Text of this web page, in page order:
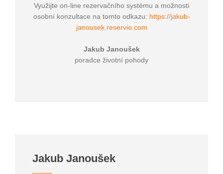
Využijte on-line rezervačního systému a možnosti
osobní konzultace na tomto odkazu: https://jakub-
janousek.reservio.com
Jakub Janoušek
poradce životní pohody
Jakub Janoušek